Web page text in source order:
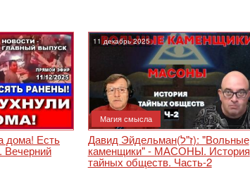
дома! Есть
Вечерний
11 декабрь 2025
Магия смысла
Давид Эйдельман(ז"ל): "Вольные
каменщики" - МАСОНЫ. История
тайных обществ. Часть-2